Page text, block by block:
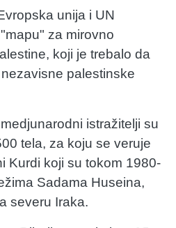
unija i UN
za mirovno
koji je trebalo da
palestinske
istražitelji su
tela, za koju se veruje
Kurdi koji su tokom 1980-
Sadama Huseina,
severu Iraka.